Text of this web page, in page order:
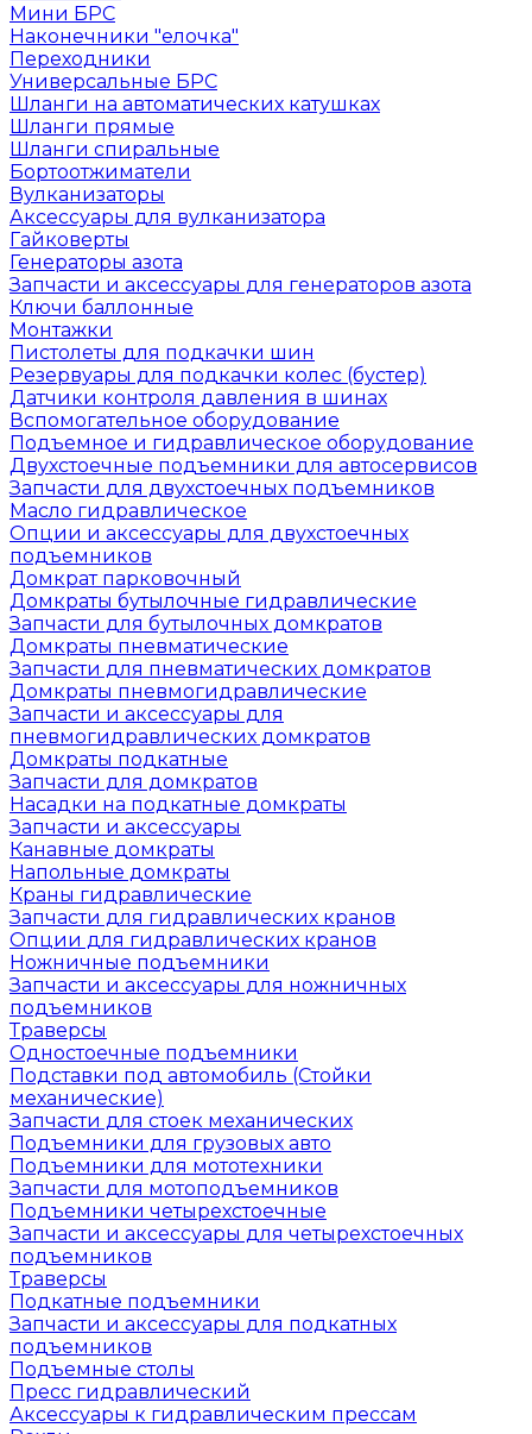
Мини БРС
Наконечники "елочка"
Переходники
Универсальные БРС
Шланги на автоматических катушках
Шланги прямые
Шланги спиральные
Бортоотжиматели
Вулканизаторы
Аксессуары для вулканизатора
Гайковерты
Генераторы азота
Запчасти и аксессуары для генераторов азота
Ключи баллонные
Монтажки
Пистолеты для подкачки шин
Резервуары для подкачки колес (бустер)
Датчики контроля давления в шинах
Вспомогательное оборудование
Подъемное и гидравлическое оборудование
Двухстоечные подъемники для автосервисов
Запчасти для двухстоечных подъемников
Масло гидравлическое
Опции и аксессуары для двухстоечных
подъемников
Домкрат парковочный
Домкраты бутылочные гидравлические
Запчасти для бутылочных домкратов
Домкраты пневматические
Запчасти для пневматических домкратов
Домкраты пневмогидравлические
Запчасти и аксессуары для
пневмогидравлических домкратов
Домкраты подкатные
Запчасти для домкратов
Насадки на подкатные домкраты
Запчасти и аксессуары
Канавные домкраты
Напольные домкраты
Краны гидравлические
Запчасти для гидравлических кранов
Опции для гидравлических кранов
Ножничные подъемники
Запчасти и аксессуары для ножничных
подъемников
Траверсы
Одностоечные подъемники
Подставки под автомобиль (Стойки
механические)
Запчасти для стоек механических
Подъемники для грузовых авто
Подъемники для мототехники
Запчасти для мотоподъемников
Подъемники четырехстоечные
Запчасти и аксессуары для четырехстоечных
подъемников
Траверсы
Подкатные подъемники
Запчасти и аксессуары для подкатных
подъемников
Подъемные столы
Пресс гидравлический
Аксессуары к гидравлическим прессам